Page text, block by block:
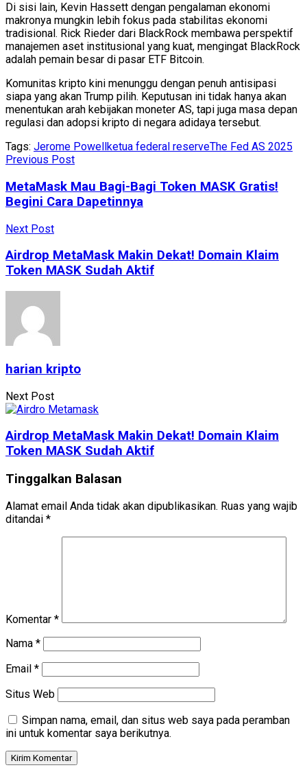
Di sisi lain, Kevin Hassett dengan pengalaman ekonomi
makronya mungkin lebih fokus pada stabilitas ekonomi
tradisional. Rick Rieder dari BlackRock membawa perspektif
manajemen aset institusional yang kuat, mengingat BlackRock
adalah pemain besar di pasar ETF Bitcoin.
Komunitas kripto kini menunggu dengan penuh antisipasi
siapa yang akan Trump pilih. Keputusan ini tidak hanya akan
menentukan arah kebijakan moneter AS, tapi juga masa depan
regulasi dan adopsi kripto di negara adidaya tersebut.
Tags: Jerome Powell ketua federal reserveThe Fed AS 2025
Previous Post
MetaMask Mau Bagi-Bagi Token MASK Gratis!
Begini Cara Dapetinnya
Next Post
Airdrop MetaMask Makin Dekat! Domain Klaim
Token MASK Sudah Aktif
harian kripto
Next Post
Airdrop MetaMask Makin Dekat! Domain Klaim
Token MASK Sudah Aktif
Tinggalkan Balasan
Alamat email Anda tidak akan dipublikasikan. Ruas yang wajib
ditandai *
Komentar *
Nama *
Email *
Situs Web
Simpan nama, email, dan situs web saya pada peramban
ini untuk komentar saya berikutnya.